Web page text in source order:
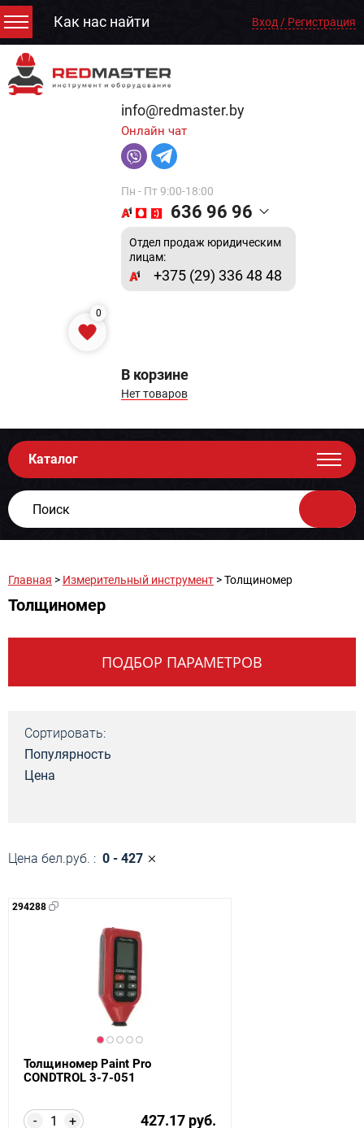
Как нас найти Вход / Регистрация
info@redmaster.by
Онлайн чат
Пн - Пт 9:00-18:00
636 96 96
Отдел продаж юридическим
лицам:
+375 (29) 336 48 48
0
В корзине
Нет товаров
Каталог
Главная > Измерительный инструмент > Толщиномер
Толщиномер
ПОДБОР ПАРАМЕТРОВ
Сортировать:
Популярность
Цена
Цена бел.руб. : 0 - 427
294288
Толщиномер Paint Pro
CONDTROL 3-7-051
+
- 427.17 руб.